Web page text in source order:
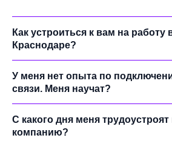
Как устроиться к вам на работу
Краснодаре?
У меня нет опыта по
связи. Меня научат?
С какого дня меня трудоустроят
компанию?
интегрированного провайдера цифровых
решений: влияйте своей работой на
ландшафт страны и развивайтесь вместе
© 2026 ПАО «Ростелеком»
ПАО «Ростелеком» обрабатывает
Блог